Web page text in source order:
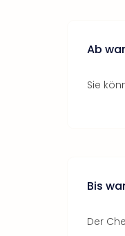
Ab
Sie
Bis
Der